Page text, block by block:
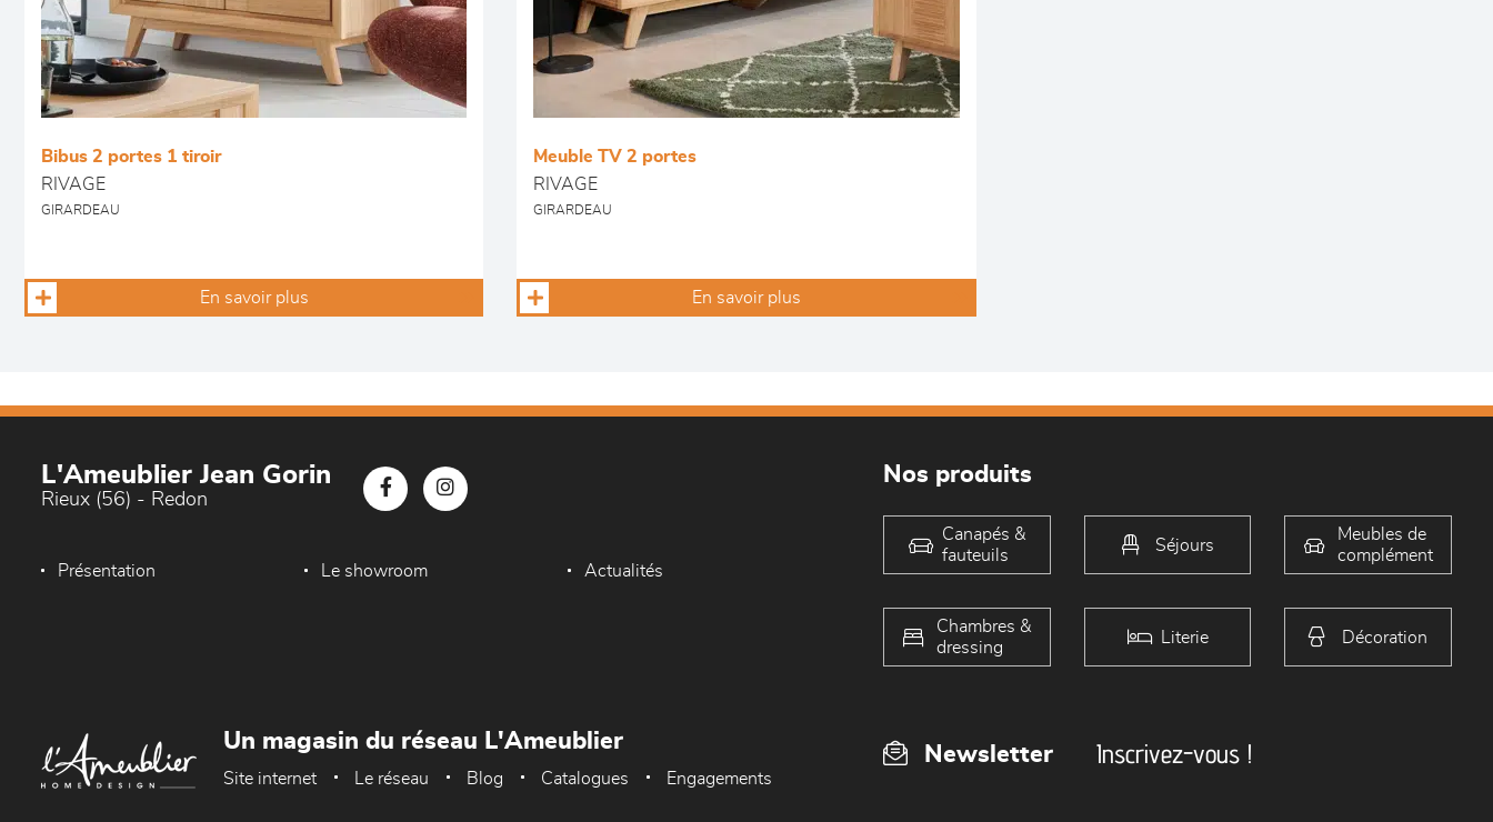
Bibus 2 portes 1 tiroir
RIVAGE
GIRARDEAU
En savoir plus
Meuble TV 2 portes
RIVAGE
GIRARDEAU
En savoir plus
L'Ameublier Jean Gorin
Rieux (56) - Redon
Présentation Le showroom Actualités
Nos produits
Canapés &
fauteuils
Séjours
Meubles de
complément
Chambres &
dressing
Literie Décoration
Newsletter Inscrivez-vous !
Un magasin du réseau L'Ameublier
Site internet Le réseau Blog Catalogues Engagements